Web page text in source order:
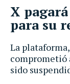
La
comprometió
sido
X
para su